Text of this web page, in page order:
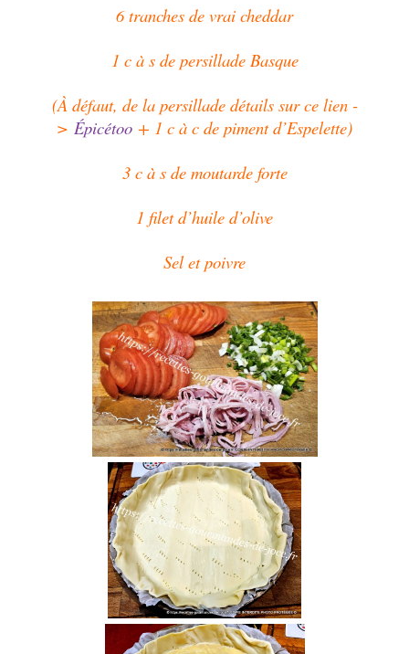
6 tranches de vrai cheddar
1 c à s de persillade Basque
(À défaut, de la persillade détails sur ce lien -
> Épicétoo + 1 c à c de piment d’Espelette)
3 c à s de moutarde forte
1 filet d’huile d’olive
Sel et poivre